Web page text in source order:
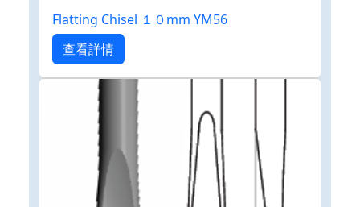
Flatting Chisel １０mm YM56
查看詳情